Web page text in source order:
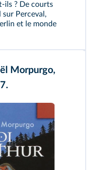
ils ? De courts
Perceval,
et le monde
Morpurgo,